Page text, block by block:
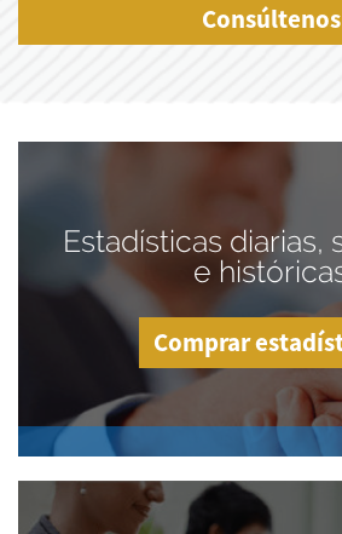
Consúltenos
Estadísticas diarias,
e
Comprar